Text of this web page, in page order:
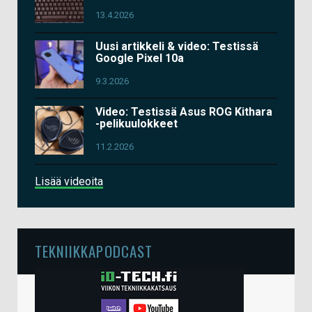
13.4.2026
Uusi artikkeli & video: Testissä
Google Pixel 10a
9.3.2026
Video: Testissä Asus ROG Kithara
-pelikuulokkeet
11.2.2026
Lisää videoita
TEKNIIKKAPODCAST